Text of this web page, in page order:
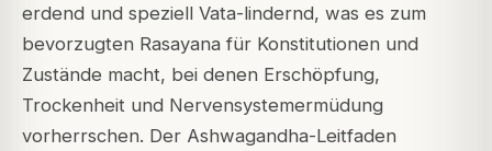
erdend und speziell Vata-lindernd, was es zum
bevorzugten Rasayana für Konstitutionen und
Zustände macht, bei denen Erschöpfung,
Trockenheit und Nervensystemermüdung
vorherrschen. Der Ashwagandha-Leitfaden